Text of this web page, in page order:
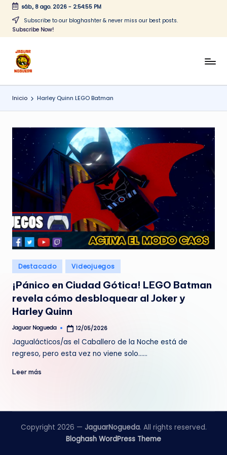
Saltar
sáb., 8 ago. 2026- 2:54:55 PM
Subscribe to our bloghashter & never miss our best posts.
Subscribe Now!
J
a
g
a
N
o
g
u
e
d
a
CONTENIDO
Inicio Harley Quinn LEGO Batman
Publicado
en
Destacado Videojuegos
¡Pánico en Ciudad Gótica! LEGO Batman
revela cómo desbloquear al Joker y
Harley Quinn
Publicado
Jaguar Nogueda 12/05/2026
Jagualácticos/as el Caballero de la Noche está de
regreso, pero esta vez no viene solo...…
Leer más
Copyright 2026 — JaguarNogueda. All rights reserved.
Bloghash WordPress Theme